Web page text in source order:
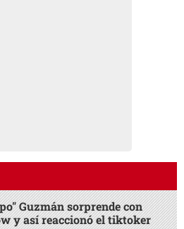
Guzmán sorprende con
y así reaccionó el tiktoker